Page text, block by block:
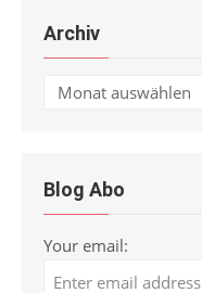
Archiv
Archiv
Blog Abo
Your email: